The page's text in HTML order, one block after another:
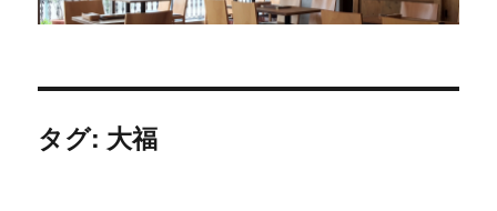
タグ: 大福